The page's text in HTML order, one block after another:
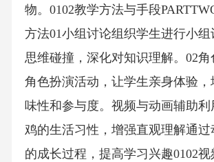
物。0102教学方法与手段
方法01小组讨论组织学生进行小
思维碰撞，深化对知识理解。02角
角色扮演活动，让学生亲身体验，
味性和参与度。视频与动画辅助
鸡的生活习性，增强直观理解通
的成长过程，提高学习兴趣0102